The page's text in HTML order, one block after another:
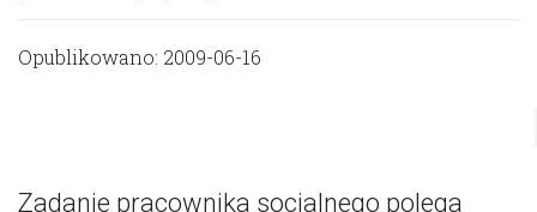
Opublikowano: 2009-06-16
Zadanie pracownika socjalnego polega